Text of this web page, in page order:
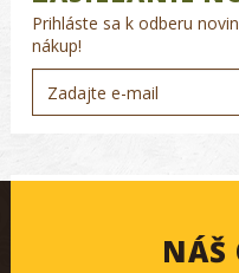
Prihláste sa k odberu
nákup!
NÁŠ